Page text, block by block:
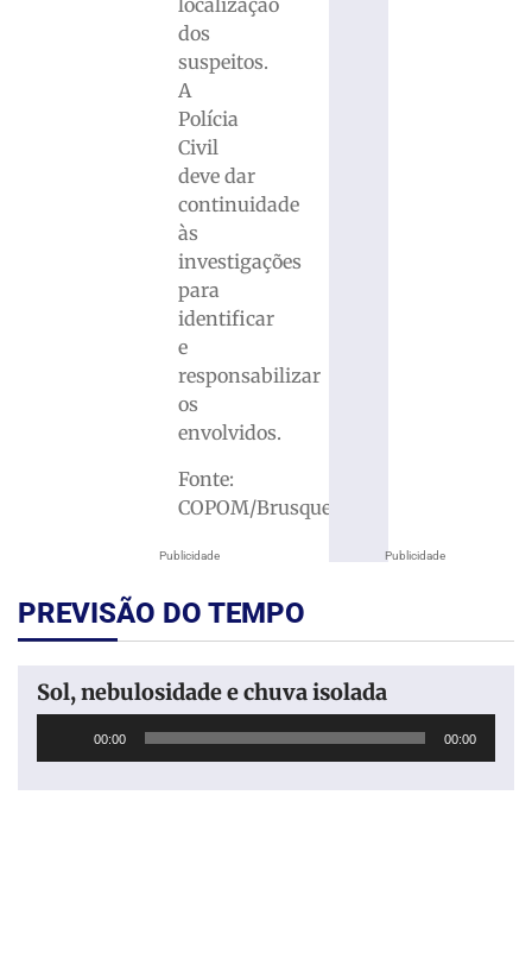
Publicidade
localização
dos
suspeitos.
A
Polícia
Civil
deve dar
continuidade
às
investigações
para
identificar
e
responsabilizar
os
envolvidos.
Fonte:
COPOM/Brusque
Publicidade
PREVISÃO DO TEMPO
Sol, nebulosidade e chuva isolada
00:00 00:00